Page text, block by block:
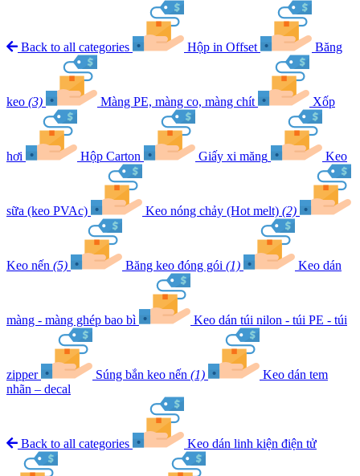
Back to all categories Hộp in Offset Băng
keo (3) Màng PE, màng co, màng chít Xốp
hơi Hộp Carton Giấy xi măng Keo
sữa (keo PVAc) Keo nóng chảy (Hot melt) (2)
Keo nến (5) Băng keo đóng gói (1) Keo dán
màng - màng ghép bao bì Keo dán túi nilon - túi PE - túi
zipper Súng bắn keo nến (1)
Keo dán tem
nhãn – decal
Back to all categories Keo dán linh kiện điện tử